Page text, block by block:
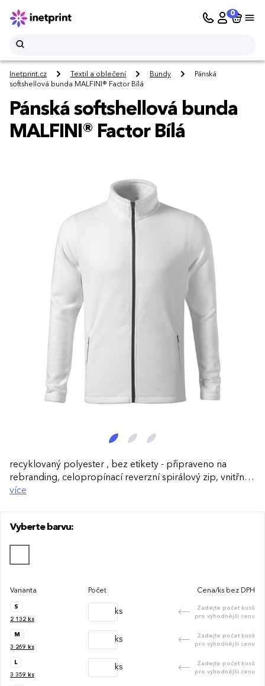
0
Inetprint.cz Textil a oblečení Bundy
Pánská
softshellová bunda MALFINI® Factor Bílá
Pánská softshellová bunda
MALFINI® Factor Bílá
recyklovaný polyester , bez etikety - připraveno na
rebranding, celopropínací reverzní spirálový zip, vnitřní
průkrčník začištěn páskou , kapsy na zip, dekorativní
více
Vyberte barvu:
Varianta Počet Cena/ks bez DPH
S
2 132 ks
ks
Zadejte počet kusů
pro výhodnější cenu
M
3 269 ks
ks
Zadejte počet kusů
pro výhodnější cenu
L
3 359 ks
ks
Zadejte počet kusů
pro výhodnější cenu